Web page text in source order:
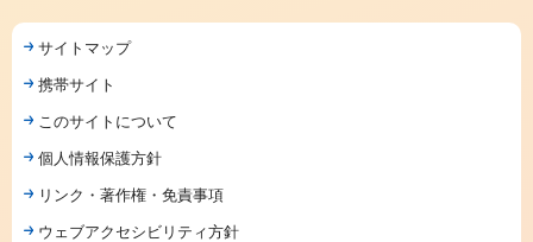
サイトマップ
携帯サイト
このサイトについて
個人情報保護方針
リンク・著作権・免責事項
ウェブアクセシビリティ方針